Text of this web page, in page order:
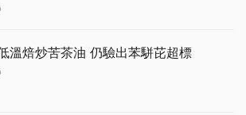
溫焙炒苦茶油 仍驗出苯駢芘超標